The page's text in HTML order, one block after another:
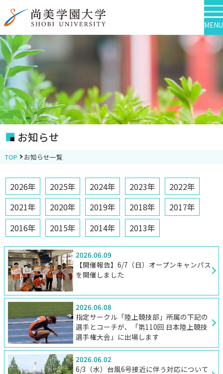
MENU
お知らせ
TOP お知らせ一覧
2026年 2025年 2024年 2023年
2022年
2021年
2020年 2019年 2018年
2017年
2016年
2015年 2014年 2013年
2026.06.09
【開催報告】6/7（日）オープンキャンパス
を開催しました
2026.06.08
指定サークル「陸上競技部」所属の下記の
選手とコーチが、「第110回 日本陸上競技
選手権大会」に出場します
2026.06.02
6/3（水）台風6号接近に伴う対応について